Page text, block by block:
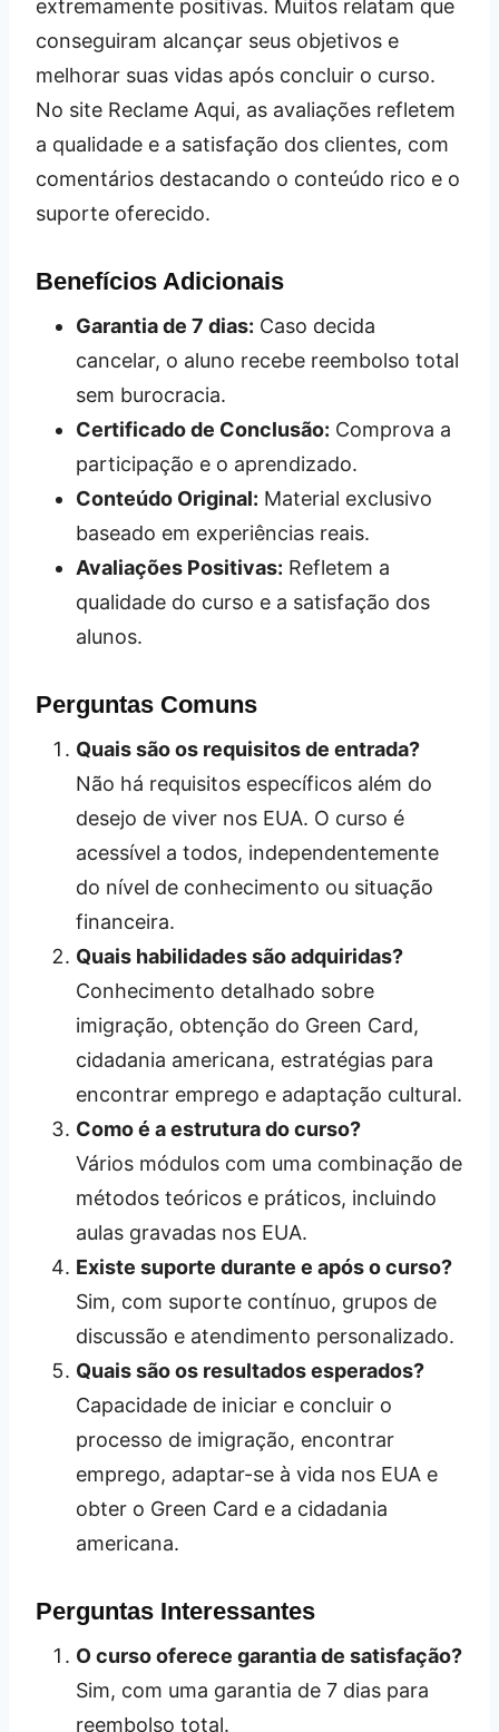
extremamente positivas. Muitos relatam que
conseguiram alcançar seus objetivos e
melhorar suas vidas após concluir o curso.
No site Reclame Aqui, as avaliações refletem
a qualidade e a satisfação dos clientes, com
comentários destacando o conteúdo rico e o
suporte oferecido.
Benefícios Adicionais
Garantia de 7 dias: Caso decida
cancelar, o aluno recebe reembolso total
sem burocracia.
Certificado de Conclusão: Comprova a
participação e o aprendizado.
Conteúdo Original: Material exclusivo
baseado em experiências reais.
Avaliações Positivas: Refletem a
qualidade do curso e a satisfação dos
alunos.
Perguntas Comuns
Quais são os requisitos de entrada?
Não há requisitos específicos além do
desejo de viver nos EUA. O curso é
acessível a todos, independentemente
do nível de conhecimento ou situação
financeira.
Quais habilidades são adquiridas?
Conhecimento detalhado sobre
imigração, obtenção do Green Card,
cidadania americana, estratégias para
encontrar emprego e adaptação cultural.
Como é a estrutura do curso?
Vários módulos com uma combinação de
métodos teóricos e práticos, incluindo
aulas gravadas nos EUA.
Existe suporte durante e após o curso?
Sim, com suporte contínuo, grupos de
discussão e atendimento personalizado.
Quais são os resultados esperados?
Capacidade de iniciar e concluir o
processo de imigração, encontrar
emprego, adaptar-se à vida nos EUA e
obter o Green Card e a cidadania
americana.
Perguntas Interessantes
O curso oferece garantia de satisfação?
Sim, com uma garantia de 7 dias para
reembolso total.